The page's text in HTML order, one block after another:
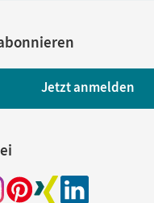
Jetzt anmelden